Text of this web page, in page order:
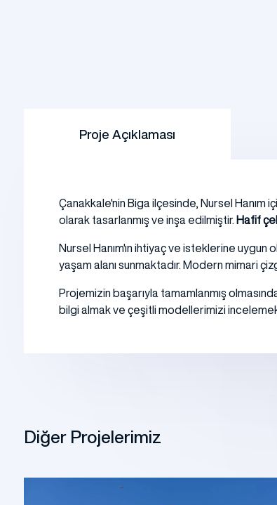
Proje Açıklaması
Çanakkale'nin Biga ilçesinde, Nursel Hanım
olarak tasarlanmış ve inşa edilmiştir. Hafif
Nursel Hanım'ın ihtiyaç ve isteklerine uygun
yaşam alanı sunmaktadır. Modern mimari
Projemizin başarıyla tamamlanmış
bilgi almak ve çeşitli modellerimizi
Diğer Projelerimiz